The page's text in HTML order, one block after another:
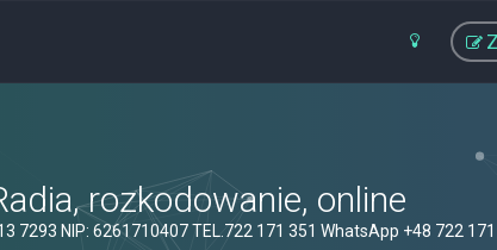
rozkodowanie, online
7293 NIP: 6261710407 TEL.722 171 351 WhatsApp +48 722 171